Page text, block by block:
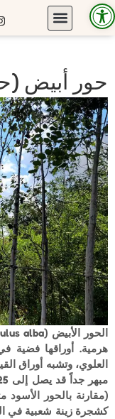
حور أبيض
هرمية. أوراقها فضية
كشجرة زينة شعبية في